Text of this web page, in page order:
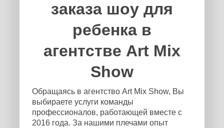
заказа шоу для
ребенка в
агентстве Art Mix
Show
Обращаясь в агентство Art Mix Show, Вы
выбираете услуги команды
профессионалов, работающей вместе с
2016 года. За нашими плечами опыт